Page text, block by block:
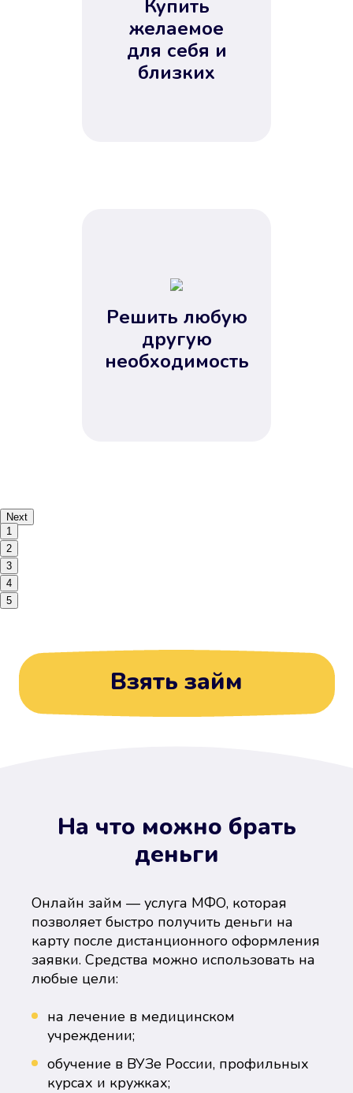
Купить
желаемое
для себя и
близких
Решить любую
другую
необходимость
Next
1
2
3
4
5
Взять займ
На что можно брать
деньги
Онлайн займ — услуга МФО, которая
позволяет быстро получить деньги на
карту после дистанционного оформления
заявки. Средства можно использовать на
любые цели:
на лечение в медицинском
учреждении;
обучение в ВУЗе России, профильных
курсах и кружках;